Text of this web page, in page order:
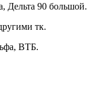
Дельта 90 большой.
тк.
ВТБ.